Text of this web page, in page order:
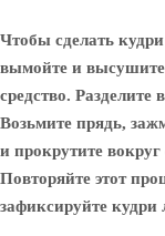
Чтобы сделать
вымойте и высушите
средство.
Возьмите прядь,
и прокрутите
Повторяйте этот
зафиксируйте кудри